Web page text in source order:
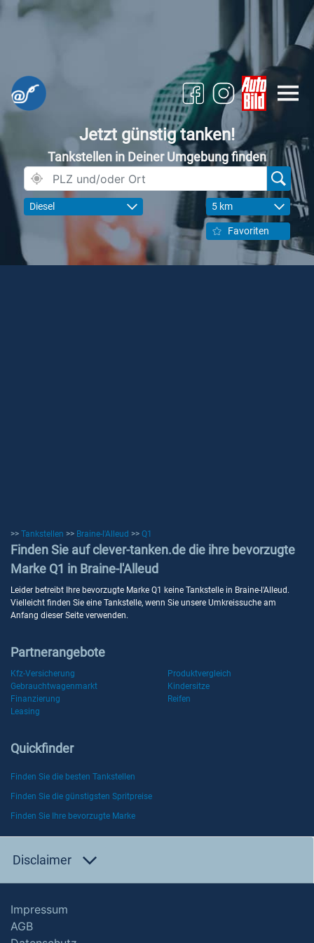
Jetzt günstig tanken!
Tankstellen in Deiner Umgebung finden
Diesel 5 km
Favoriten
>> Tankstellen >> Braine-l'Alleud >> Q1
Finden Sie auf clever-tanken.de die ihre bevorzugte
Marke Q1 in Braine-l'Alleud
Leider betreibt Ihre bevorzugte Marke Q1 keine Tankstelle in Braine-l'Alleud.
Vielleicht finden Sie eine Tankstelle, wenn Sie unsere Umkreissuche am
Anfang dieser Seite verwenden.
Partnerangebote
Kfz-Versicherung
Produktvergleich
Gebrauchtwagenmarkt
Kindersitze
Finanzierung
Reifen
Leasing
Quickfinder
Finden Sie die besten Tankstellen
Finden Sie die günstigsten Spritpreise
Finden Sie Ihre bevorzugte Marke
Disclaimer
Impressum
AGB